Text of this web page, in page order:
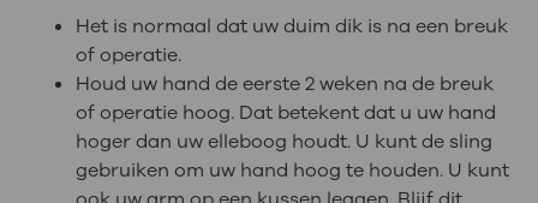
Het is normaal dat uw duim dik is na een breuk
of operatie.
Houd uw hand de eerste 2 weken na de breuk
of operatie hoog. Dat betekent dat u uw hand
hoger dan uw elleboog houdt. U kunt de sling
gebruiken om uw hand hoog te houden. U kunt